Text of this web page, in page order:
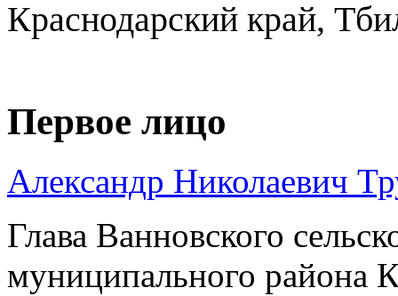
Краснодарский край,
Первое лицо
Александр Николаевич
Глава Ванновского
муниципального района